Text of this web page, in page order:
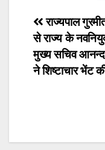
Post
राज्यपाल
से राज्य के
मुख्य सचिव आनन्द
ने शिष्टाचार भेंट